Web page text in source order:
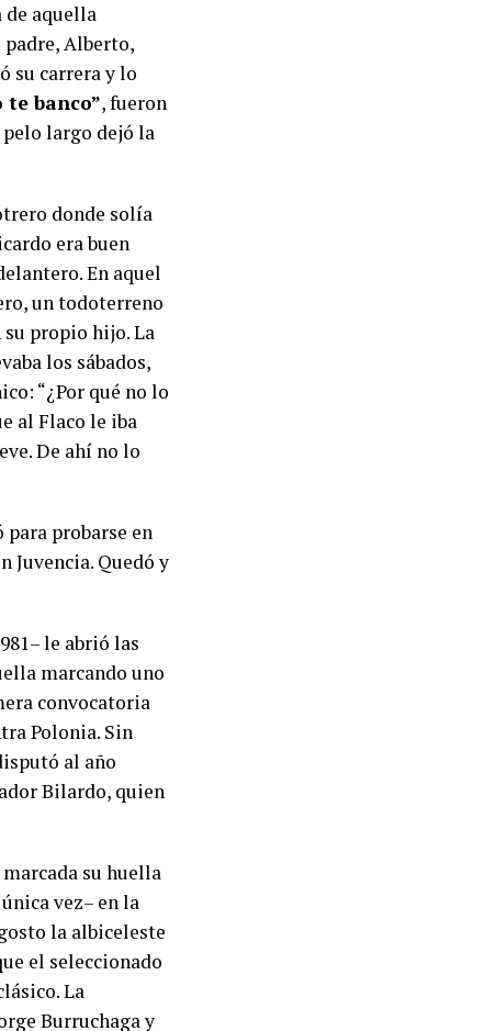
de aquella
Alberto,
su carrera y lo
banco”, fueron
pelo largo dejó la
donde solía
era buen
En aquel
un todoterreno
propio hijo. La
los sábados,
“¿Por qué no lo
al Flaco le iba
De ahí no lo
probarse en
Juvencia. Quedó y
le abrió las
marcando uno
convocatoria
Polonia. Sin
al año
Bilardo, quien
su huella
vez– en la
la albiceleste
el seleccionado
La
Burruchaga y